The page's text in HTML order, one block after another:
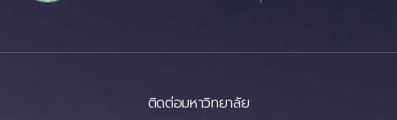
ติดต่อมหาวิทยาลัย